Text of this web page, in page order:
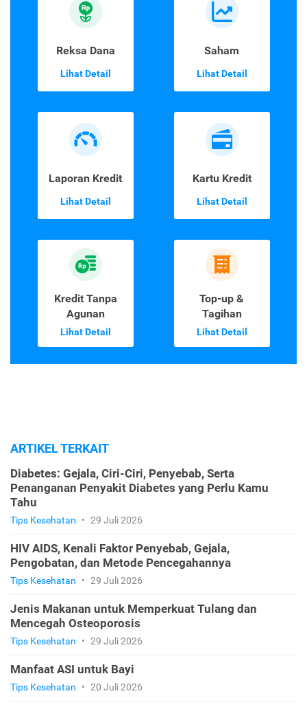
Reksa Dana
Lihat Detail
Saham
Lihat Detail
Laporan Kredit
Lihat Detail
Kartu Kredit
Lihat Detail
Kredit Tanpa
Agunan
Lihat Detail
Top-up &
Tagihan
Lihat Detail
ARTIKEL TERKAIT
Diabetes: Gejala, Ciri-Ciri, Penyebab, Serta
Penanganan Penyakit Diabetes yang Perlu Kamu
Tahu
Tips Kesehatan • 29 Juli 2026
HIV AIDS, Kenali Faktor Penyebab, Gejala,
Pengobatan, dan Metode Pencegahannya
Tips Kesehatan • 29 Juli 2026
Jenis Makanan untuk Memperkuat Tulang dan
Mencegah Osteoporosis
Tips Kesehatan • 29 Juli 2026
Manfaat ASI untuk Bayi
Tips Kesehatan • 20 Juli 2026